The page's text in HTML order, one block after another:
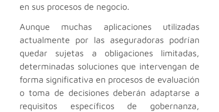
en sus procesos de negocio.
Aunque muchas aplicaciones utilizadas
actualmente por las aseguradoras podrían
quedar sujetas a obligaciones limitadas,
determinadas soluciones que intervengan de
forma significativa en procesos de evaluación
o toma de decisiones deberán adaptarse a
requisitos específicos de gobernanza,